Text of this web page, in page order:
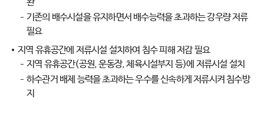
기존의 배수시설을 유지하면서 배수능력을 초과하는 강우량 저류
필요
지역 유휴공간에 저류시설 설치하여 침수 피해 저감 필요
지역 유휴공간(공원, 운동장, 체육시설부지 등)에 저류시설 설치
하수관거 배제 능력을 초과하는 우수를 신속하게 저류시켜 침수방
지